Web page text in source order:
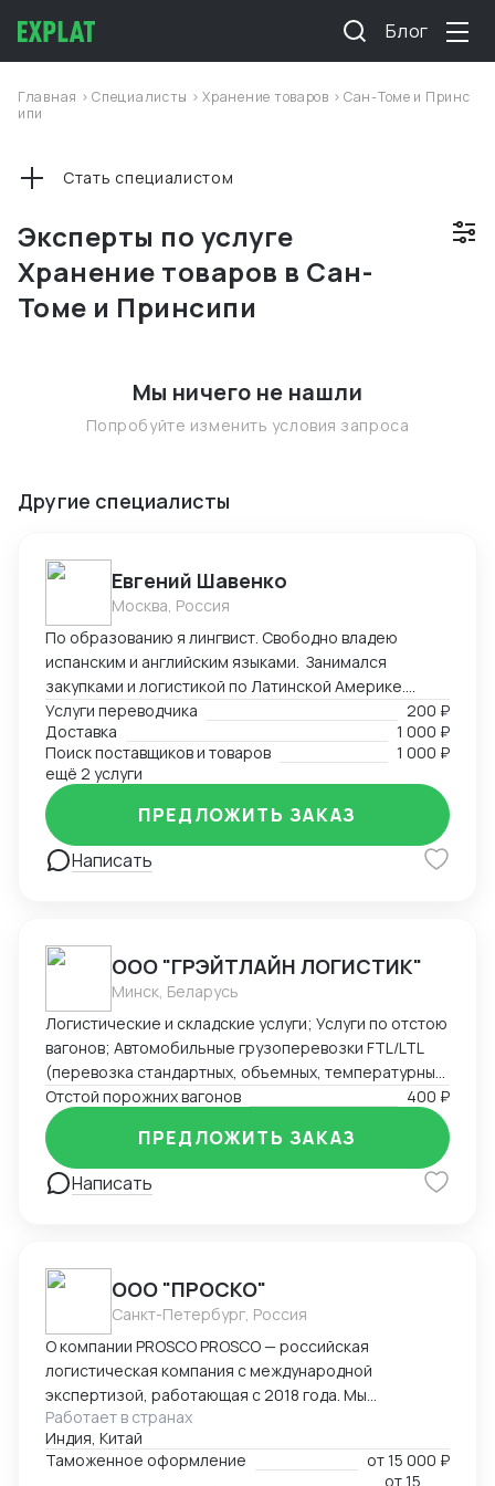
Блог
Главная >Специалисты >Хранение товаров >Сан-Томе и Принс
ипи
Эксперты по услуге
Хранение товаров в Сан-
Томе и Принсипи
Стать специалистом
Мы ничего не нашли
Попробуйте изменить условия запроса
Другие специалисты
Евгений Шавенко
Москва, Россия
По образованию я лингвист. Свободно владею
испанским и английским языками. Занимался
закупками и логистикой по Латинской Америке.
Координировал, вел переговоры по закупке,
согласовал цены DDP. Перевозил товары до складов
компании. В данный момент занимаюсь
организацией импорта в Российскую Федерацию из
Америки. Знаком со всеми первичными документами
ВЭД.
Услуги переводчика
200 ₽
Доставка
1 000 ₽
Поиск поставщиков и товаров
1 000 ₽
ещё 2 услуги
Написать
ПРЕДЛОЖИТЬ ЗАКАЗ
ООО "ГРЭЙТЛАЙН ЛОГИСТИК"
Минск, Беларусь
Логистические и складские услуги; Услуги по отстою
вагонов; Автомобильные грузоперевозки FTL/LTL
(перевозка стандартных, объемных, температурных
и сборных грузов); Железнодорожные перевозки
FCL/LCL — комплексные услуги с гарантией качества
и соблюдением сроков.
Отстой порожних вагонов 400 ₽
Написать
ПРЕДЛОЖИТЬ ЗАКАЗ
ООО "ПРОСКО"
Санкт-Петербург, Россия
О компании PROSCO PROSCO — российская
логистическая компания с международной
экспертизой, работающая с 2018 года. Мы
предоставляем полный цикл логистических и
внешнеэкономических услуг: от международных
перевозок и таможенного оформления до
Работает в странах
Индия, Китай
Таможенное оформление
от15 000 ₽
от15